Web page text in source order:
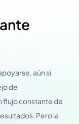
aún si
de
flujo constante de
Pero la